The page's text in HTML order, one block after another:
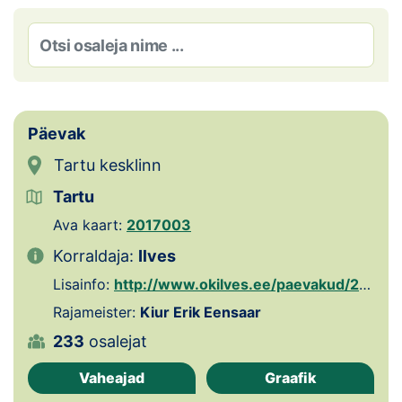
Kontakt
Galerii
Kaardid
Kalender
Koondised
Tule klubisse!
Tulemused
Dokumendid
Päevak
Tartu kesklinn
Tartu
Ava kaart: 2017003
Korraldaja: Ilves
Lisainfo: http://www.okilves.ee/paevakud/2019/index.php
Rajameister: Kiur Erik Eensaar
233 osalejat
Vaheajad Graafik